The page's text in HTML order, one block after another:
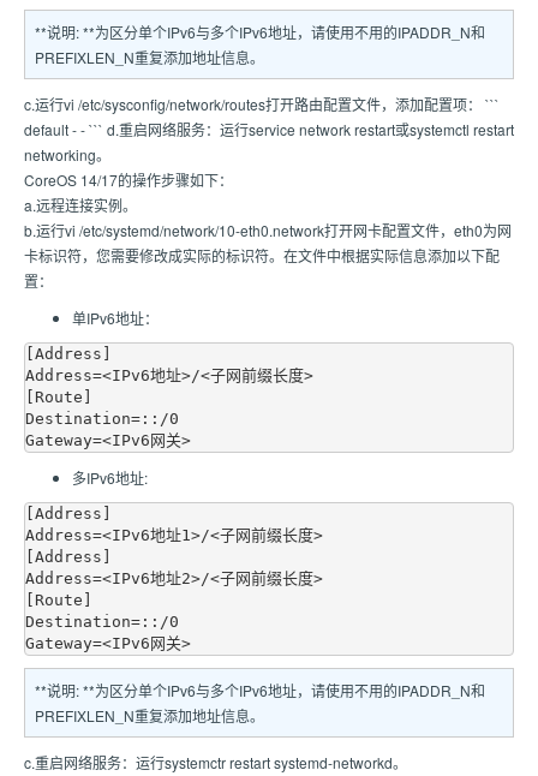
**说明: **为区分单个IPv6与多个IPv6地址，请使用不用的IPADDR_N和
PREFIXLEN_N重复添加地址信息。
c.运行vi /etc/sysconfig/network/routes打开路由配置文件，添加配置项： ```
default- - ``` d.重启网络服务：运行service network restart或systemctl restart
networking。
CoreOS 14/17的操作步骤如下：
a.远程连接实例。
b.运行vi /etc/systemd/network/10-eth0.network打开网卡配置文件，eth0为网
卡标识符，您需要修改成实际的标识符。在文件中根据实际信息添加以下配
置：
单IPv6地址：
[Address]
Address=<IPv6地址>/<子网前缀长度>
[Route]
Destination=::/0
多IPv6地址:
[Address]
Address=<IPv6地址1>/<子网前缀长度>
[Address]
Address=<IPv6地址2>/<子网前缀长度>
[Route]
Destination=::/0
**说明: **为区分单个IPv6与多个IPv6地址，请使用不用的IPADDR_N和
PREFIXLEN_N重复添加地址信息。
c.重启网络服务：运行systemctr restart systemd-networkd。